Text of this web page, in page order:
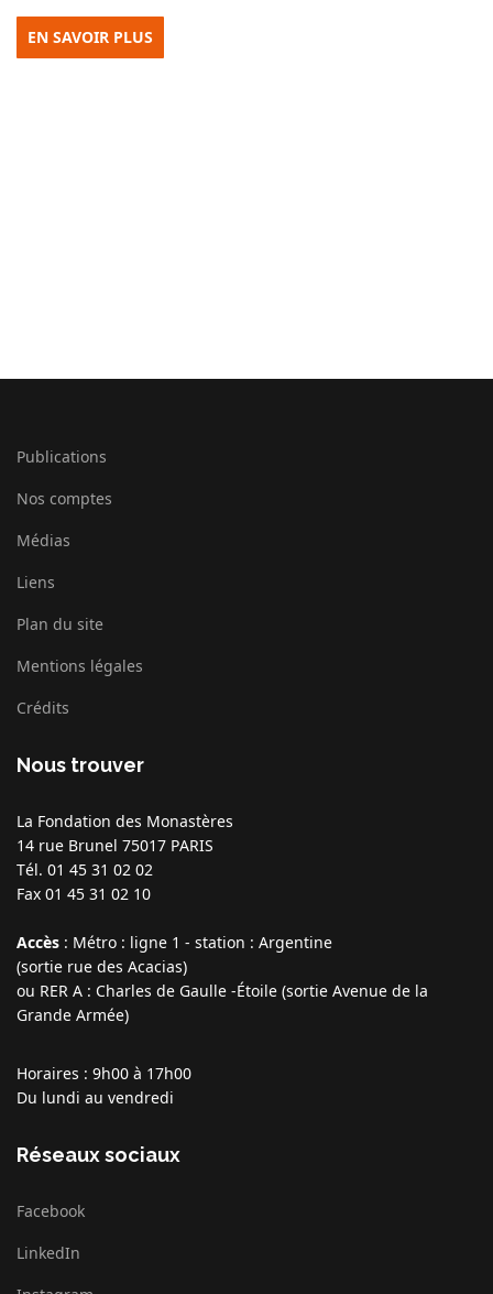
EN SAVOIR PLUS
Publications
Nos comptes
Médias
Liens
Plan du site
Mentions légales
Crédits
Nous trouver
La Fondation des Monastères
14 rue Brunel 75017 PARIS
Tél. 01 45 31 02 02
Fax 01 45 31 02 10
Accès : Métro : ligne 1 - station : Argentine
(sortie rue des Acacias)
ou RER A : Charles de Gaulle -Étoile (sortie Avenue de la
Grande Armée)
Horaires : 9h00 à 17h00
Du lundi au vendredi
Réseaux sociaux
Facebook
LinkedIn